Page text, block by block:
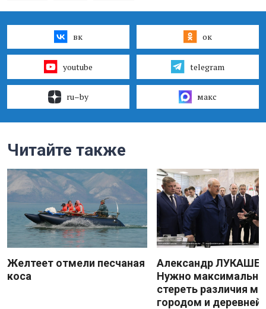
вк ок
youtube telegram
ru–by макс
Читайте также
Желтеет отмели песчаная
коса
Александр
Нужно максимально
стереть различия
городом и деревней